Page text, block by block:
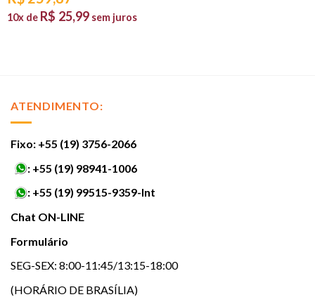
10x de R$ 25,99 sem juros
ATENDIMENTO:
Fixo: +55 (19) 3756-2066
: +55 (19) 98941-1006
: +55 (19) 99515-9359-Int
Chat ON-LINE
Formulário
SEG-SEX: 8:00-11:45/13:15-18:00
(HORÁRIO DE BRASÍLIA)